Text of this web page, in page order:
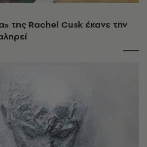
της Rachel Cusk έκανε την